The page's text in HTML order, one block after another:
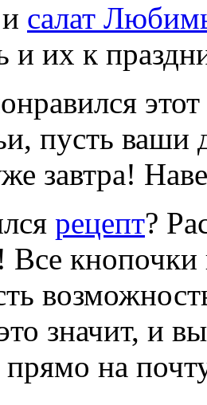
салат
и их к
пусть
завтра!
рецепт?
Все кнопочки
значит, и
на